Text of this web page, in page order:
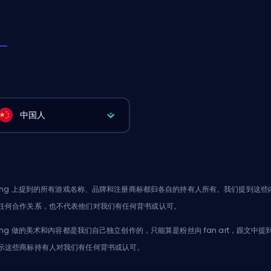
中国人
上提到的所有游戏名称、品牌和注册商标都归各自的持有人所有。我们提到这
何合作关系，也不代表他们对我们有任何背书或认可。
做的美术和内容都是我们自己独立创作的，只能算是粉丝向 fan art，跟文中提
这些商标持有人对我们有任何背书或认可。